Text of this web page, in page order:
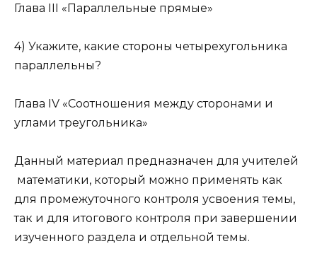
Глава III «Параллельные прямые»
4) Укажите, какие стороны четырехугольника
параллельны?
Глава IV «Соотношения между сторонами и
углами треугольника»
Данный материал предназначен для учителей
математики, который можно применять как
для промежуточного контроля усвоения темы,
так и для итогового контроля при завершении
изученного раздела и отдельной темы.